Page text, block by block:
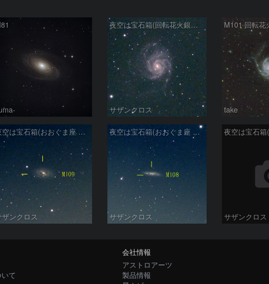
夜空は宝石箱(回転花火銀河 M101) Seestar50
サザンクロス
M101 回転花
take
夜空は宝石箱(おおぐま座 M109) Seestar50
ザンクロス
夜空は宝石箱(おおぐま座 M108) Seestar50
サザンクロス サザンクロス
て
会社情報
アストロアーツ
製品情報